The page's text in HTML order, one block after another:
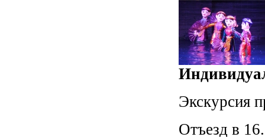
Экскурсия
Отъезд в